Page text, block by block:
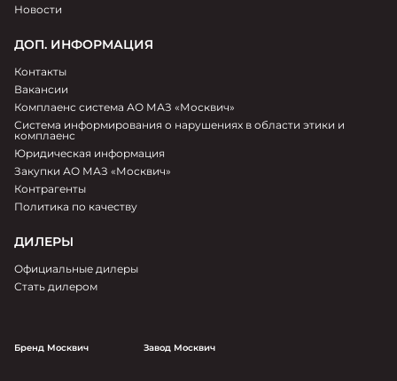
Новости
ДОП. ИНФОРМАЦИЯ
Контакты
Вакансии
Комплаенс система АО МАЗ «Москвич»
Система информирования о нарушениях в области этики и
комплаенс
Юридическая информация
Закупки АО МАЗ «Москвич»
Контрагенты
Политика по качеству
ДИЛЕРЫ
Официальные дилеры
Стать дилером
Бренд Москвич Завод Москвич